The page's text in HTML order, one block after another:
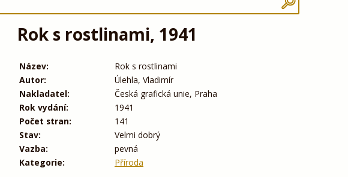
Rok s rostlinami, 1941
Název:
Rok s rostlinami
Autor:
Úlehla, Vladimír
Nakladatel:
Česká grafická unie, Praha
Rok vydání:
1941
Počet stran:
141
Stav:
Velmi dobrý
Vazba:
pevná
Kategorie:
Příroda